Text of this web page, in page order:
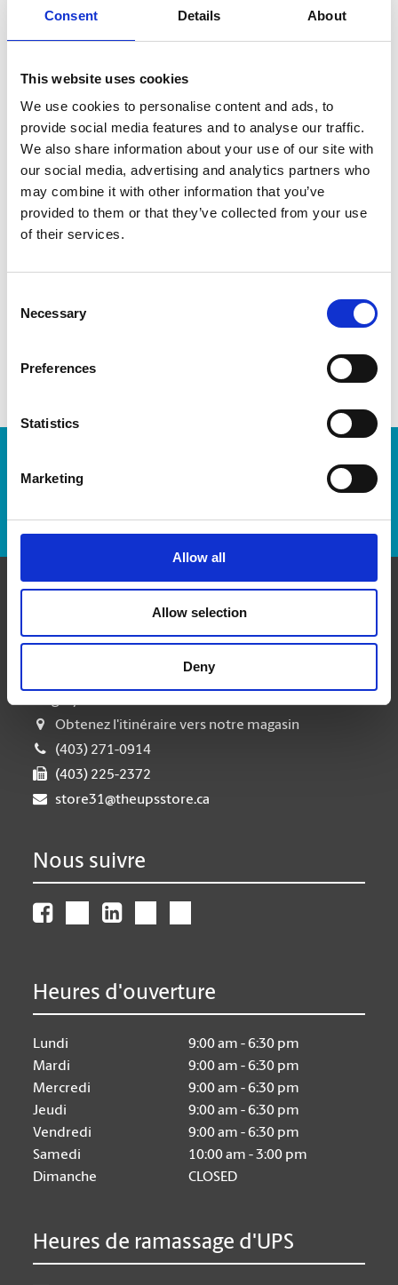
Consent Details About
This website uses cookies
We use cookies to personalise content and ads, to
provide social media features and to analyse our traffic.
We also share information about your use of our site with
our social media, advertising and analytics partners who
may combine it with other information that you’ve
provided to them or that they’ve collected from your use
of their services.
Selection
Necessary
Preferences
Statistics
Marketing
Allow all
Allow selection
Deny
Communiquer avec nous
10816 Macleod Trail South, Unit 440, Willow Park
Village
Calgary Alberta - T2J 5N8
Obtenez l'itinéraire vers notre magasin
(403) 271-0914
(403) 225-2372
store31@theupsstore.ca
Nous suivre
Heures d'ouverture
Lundi
9:00 am - 6:30 pm
Mardi
9:00 am - 6:30 pm
Mercredi
9:00 am - 6:30 pm
Jeudi
9:00 am - 6:30 pm
Vendredi
9:00 am - 6:30 pm
Samedi
10:00 am - 3:00 pm
Dimanche
CLOSED
Heures de ramassage d'UPS